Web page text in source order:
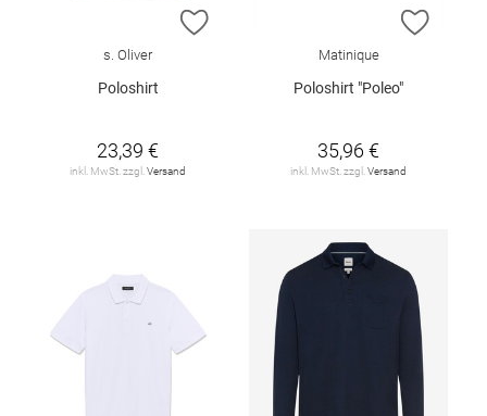
ZUR WUNSCHLISTE HINZUFÜGEN
s. Oliver
Poloshirt
23,39 €
inkl. MwSt. zzgl.Versand
ZUR
Matinique
Poloshirt "Poleo"
35,96 €
inkl. MwSt. zzgl.Versand